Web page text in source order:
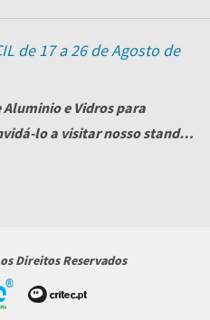
de 17 a 26 de Agosto de
e Vidros para
lo a visitar nosso stand
Direitos Reservados